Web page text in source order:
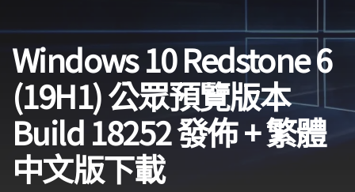
Windows 10 Redstone 6
(19H1) 公眾預覽版本
Build 18252 發佈 + 繁體
中文版下載